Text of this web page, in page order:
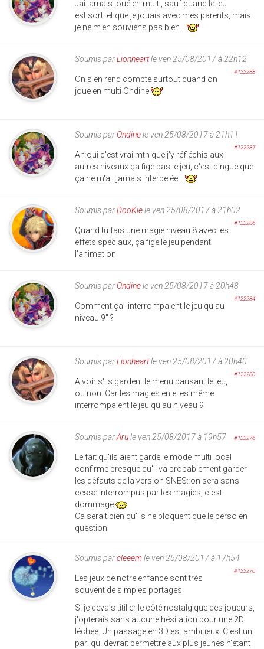
Jai jamais joué en multi, sauf quand le jeu
est sorti et que je jouais avec mes parents, mais
je ne m'en souviens pas bien...
Soumis parLionheartle ven 25/08/2017 à 22h12
#122288
On s'en rend compte surtout quand on
joue en multi Ondine
Soumis parOndinele ven 25/08/2017 à 21h11
#122287
Ah oui c'est vrai mtn que j'y réfléchis aux
autres niveaux ça fige pas le jeu, c'est dingue que
ça ne m'ait jamais interpelée...
Soumis parDooKiele ven 25/08/2017 à 21h02
#122286
Quand tu fais une magie niveau 8 avec les
effets spéciaux, ça fige le jeu pendant
l'animation.
Soumis parOndinele ven 25/08/2017 à 20h48
#122284
Comment ça "interrompaient le jeu qu'au
niveau 9" ?
Soumis parLionheartle ven 25/08/2017 à 20h40
#122280
A voir s'ils gardent le menu pausant le jeu,
ou non. Car les magies en elles même
interrompaient le jeu qu'au niveau 9
Soumis parArule ven 25/08/2017 à 19h57 #122276
Le fait qu'ils aient gardé le mode multi local
confirme presque qu'il va probablement garder
les défauts de la version SNES: on sera sans
cesse interrompus par les magies, c'est
dommage
Ca serait bien qu'ils ne bloquent que le perso en
question.
Soumis parcleeemle ven 25/08/2017 à 17h54
#122270
Les jeux de notre enfance sont très
souvent de simples portages.
Si je devais titiller le côté nostalgique des joueurs,
j'opterais sans aucune hésitation pour une 2D
léchée. Un passage en 3D est ambitieux. C'est un
pari qui devrait permettre aux plus jeunes n'étant